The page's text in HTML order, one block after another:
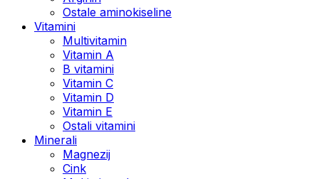
Ostale aminokiseline
Vitamini
Multivitamin
Vitamin A
B vitamini
Vitamin C
Vitamin D
Vitamin E
Ostali vitamini
Minerali
Magnezij
Cink